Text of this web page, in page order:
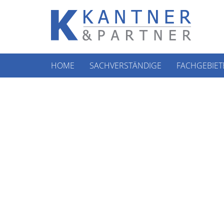
HOME SACHVERSTÄNDIGE